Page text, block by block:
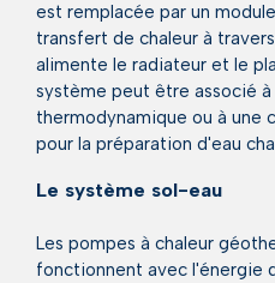
est remplacée par un
transfert de chaleur à
alimente le radiateur et le
système peut être associé
thermodynamique ou à une
pour la préparation d'eau
Le système sol-eau
Les pompes à chaleur
fonctionnent avec l'énergie